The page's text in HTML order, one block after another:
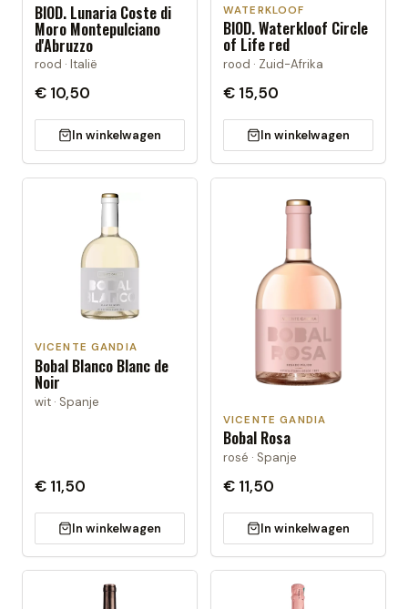
BIOD. Lunaria Coste di
Moro Montepulciano
d'Abruzzo
rood · Italië
€ 10,50
In winkelwagen
WATERKLOOF
BIOD. Waterkloof Circle
of Life red
rood · Zuid-Afrika
€ 15,50
In winkelwagen
VICENTE GANDIA
Bobal Blanco Blanc de
Noir
wit · Spanje
€ 11,50
In winkelwagen
VICENTE GANDIA
Bobal Rosa
rosé · Spanje
€ 11,50
In winkelwagen